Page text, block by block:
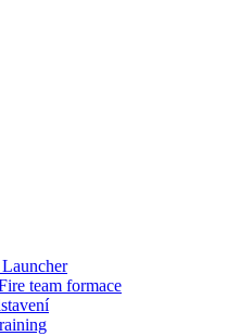
team formace